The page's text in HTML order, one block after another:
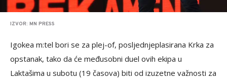
IZVOR: MN PRESS
Igokea m:tel bori se za plej-of, posljednjeplasirana Krka za
opstanak, tako da će međusobni duel ovih ekipa u
Laktašima u subotu (19 časova) biti od izuzetne važnosti za